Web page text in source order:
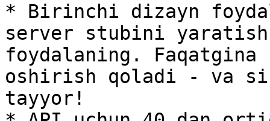
* Birinchi dizayn
server stubini yaratish
foydalaning.
oshirish qoladi - va
tayyor!